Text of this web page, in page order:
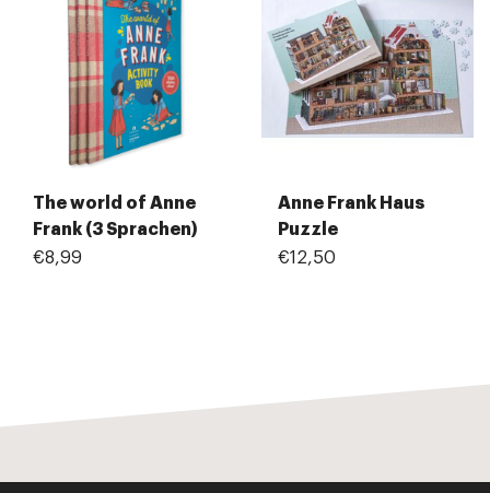
The world of Anne
Frank (3 Sprachen)
€8,99
Anne Frank Haus
Puzzle
€12,50